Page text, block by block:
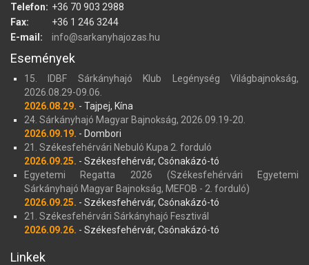
Telefon: +36 70 903 2988
Fax:
+36 1 246 3244
E-mail:
info@sarkanyhajozas.hu
Események
15. IDBF Sárkányhajó Klub Legénység Világbajnokság,
2026.08.29-09.06.
2026.08.29. - Tajpej, Kína
24. Sárkányhajó Magyar Bajnokság, 2026.09.19-20.
2026.09.19. - Dombori
21. Székesfehérvári Nebuló Kupa 2. forduló
2026.09.25. - Székesfehérvár, Csónakázó-tó
Egyetemi Regatta 2026 (Székesfehérvári Egyetemi
Sárkányhajó Magyar Bajnokság, MEFOB - 2. forduló)
2026.09.25. - Székesfehérvár, Csónakázó-tó
21. Székesfehérvári Sárkányhajó Fesztivál
2026.09.26. - Székesfehérvár, Csónakázó-tó
Linkek